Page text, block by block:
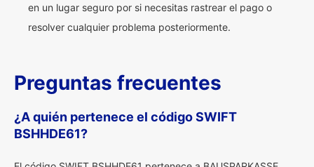
en un lugar seguro por si necesitas rastrear el pago o
resolver cualquier problema posteriormente.
Preguntas frecuentes
¿A quién pertenece el código SWIFT
BSHHDE61?